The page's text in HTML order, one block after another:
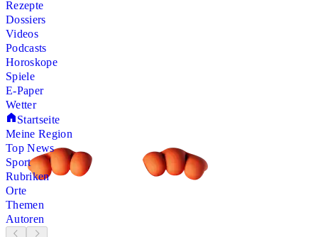
Rezepte
Dossiers
Videos
Podcasts
Horoskope
Spiele
E-Paper
Wetter
Startseite
Meine Region
Top News
Sport
Rubriken
Orte
Themen
Autoren